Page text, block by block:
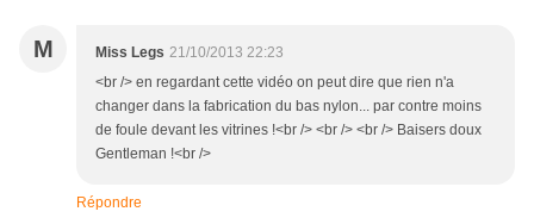
M Miss Legs 21/10/2013 22:23
<br /> en regardant cette vidéo on peut dire que rien n'a
changer dans la fabrication du bas nylon... par contre moins
de foule devant les vitrines !<br /> <br /> <br /> Baisers doux
Gentleman !<br />
Répondre